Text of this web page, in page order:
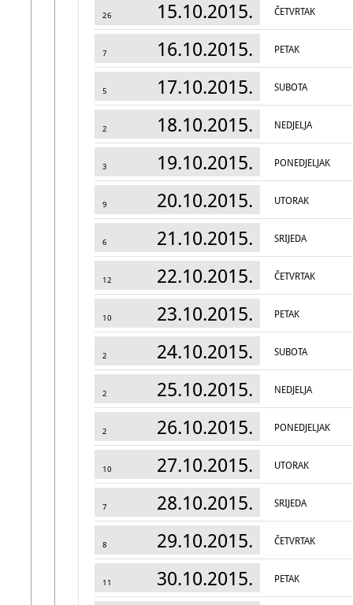
26 15.10.2015. ČETVRTAK
7 16.10.2015. PETAK
5 17.10.2015. SUBOTA
2 18.10.2015. NEDJELJA
3 19.10.2015. PONEDJELJAK
9 20.10.2015. UTORAK
6 21.10.2015. SRIJEDA
12 22.10.2015. ČETVRTAK
10 23.10.2015. PETAK
2 24.10.2015. SUBOTA
2 25.10.2015. NEDJELJA
2 26.10.2015. PONEDJELJAK
10 27.10.2015. UTORAK
7 28.10.2015. SRIJEDA
8 29.10.2015. ČETVRTAK
11 30.10.2015. PETAK